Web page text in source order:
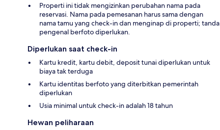
Properti ini tidak mengizinkan perubahan nama pada
reservasi. Nama pada pemesanan harus sama dengan
nama tamu yang check-in dan menginap di properti; tanda
pengenal berfoto diperlukan.
Diperlukan saat check-in
Kartu kredit, kartu debit, deposit tunai diperlukan untuk
biaya tak terduga
Kartu identitas berfoto yang diterbitkan pemerintah
diperlukan
Usia minimal untuk check-in adalah 18 tahun
Hewan peliharaan